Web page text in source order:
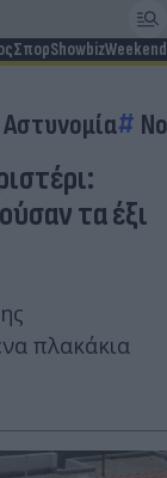
ΣπορShowbizWeekend
Αστυνομία
τα έξι
πλακάκια